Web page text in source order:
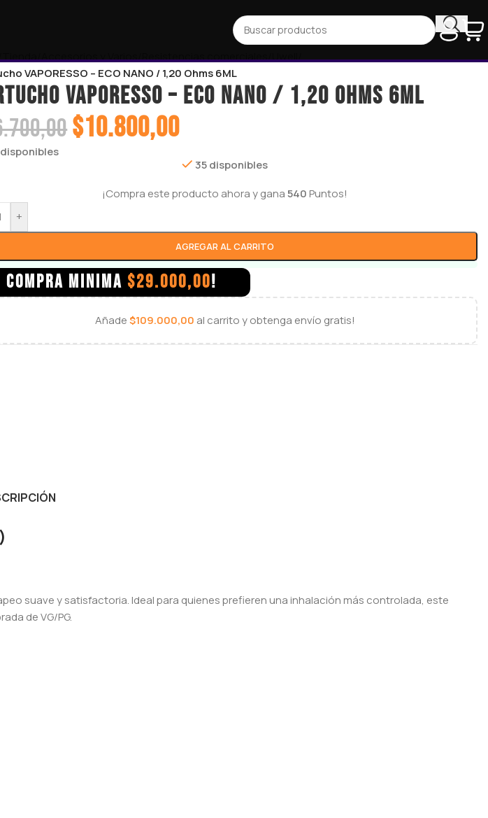
Tienda/Accesorios y Varios/Resistencias comerciales/Uwell/
VAPORESSO – ECO NANO / 1,20 Ohms 6ML
VAPORESSO – ECO NANO / 1,20 Ohms 6ML
$10.800,00
35 disponibles
¡Compra este producto ahora y gana540Puntos!
+
AGREGAR AL CARRITO
COMPRA MINIMA $29.000,00!
Añade$109.000,00 al carrito y obtenga envío gratis!
suave y satisfactoria.Ideal para quienes prefieren una inhalación más controlada, este
de VG/PG.